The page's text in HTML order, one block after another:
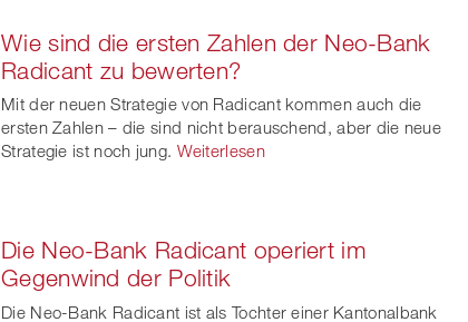
Wie sind die ersten Zahlen der Neo-Bank
Radicant zu bewerten?
Mit der neuen Strategie von Radicant kommen auch die
ersten Zahlen – die sind nicht berauschend, aber die neue
Strategie ist noch jung. Weiterlesen
Die Neo-Bank Radicant operiert im
Gegenwind der Politik
Die Neo-Bank Radicant ist als Tochter einer Kantonalbank